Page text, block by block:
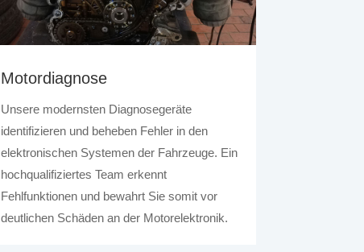
Motordiagnose
Unsere modernsten Diagnosegeräte
identifizieren und beheben Fehler in den
elektronischen Systemen der Fahrzeuge. Ein
hochqualifiziertes Team erkennt
Fehlfunktionen und bewahrt Sie somit vor
deutlichen Schäden an der Motorelektronik.